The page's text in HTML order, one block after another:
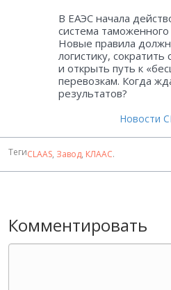
В ЕАЭС начала
система таможенного
Новые правила
логистику, сократить
и открыть путь к
перевозкам. Когда
результатов?
Новости
ТегиCLAAS, Завод, КЛААС.
Комментировать